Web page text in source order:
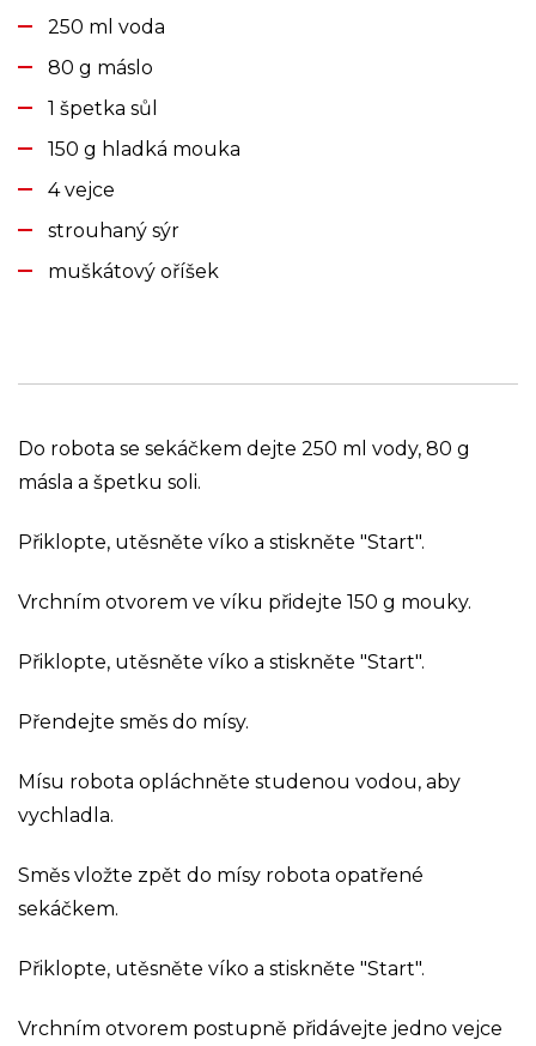
250 ml voda
80 g máslo
1 špetka sůl
150 g hladká mouka
4 vejce
strouhaný sýr
muškátový oříšek
Do robota se sekáčkem dejte 250 ml vody, 80 g
másla a špetku soli.
Přiklopte, utěsněte víko a stiskněte "Start".
Vrchním otvorem ve víku přidejte 150 g mouky.
Přiklopte, utěsněte víko a stiskněte "Start".
Přendejte směs do mísy.
Mísu robota opláchněte studenou vodou, aby
vychladla.
Směs vložte zpět do mísy robota opatřené
sekáčkem.
Přiklopte, utěsněte víko a stiskněte "Start".
Vrchním otvorem postupně přidávejte jedno vejce